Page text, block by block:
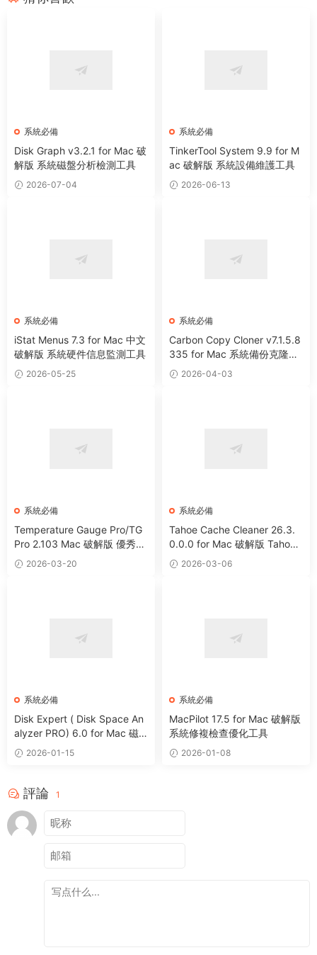
系統必備
Disk Graph v3.2.1 for Mac 破
解版 系統磁盤分析檢測工具
2026-07-04
系統必備
TinkerTool System 9.9 for M
ac 破解版 系統設備維護工具
2026-06-13
系統必備
iStat Menus 7.3 for Mac 中文
破解版 系統硬件信息監測工具
2026-05-25
系統必備
Carbon Copy Cloner v7.1.5.8
335 for Mac 系統備份克隆遷
移工具
2026-04-03
系統必備
Temperature Gauge Pro/TG
Pro 2.103 Mac 破解版 優秀硬
件溫度監測工具
2026-03-20
系統必備
Tahoe Cache Cleaner 26.3.
0.0.0 for Mac 破解版 Tahoe
系統優化防病毒清理軟件
2026-03-06
系統必備
Disk Expert ( Disk Space An
alyzer PRO) 6.0 for Mac 磁
盤分析管理清理工具
2026-01-15
系統必備
MacPilot 17.5 for Mac 破解版
系統修複檢查優化工具
2026-01-08
評論 1